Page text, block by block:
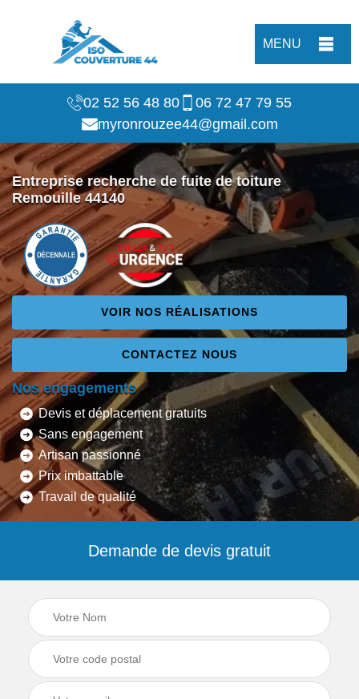
MENU
02 52 56 48 80
06 72 47 79 55
myronrouzee44@gmail.com
Entreprise recherche de fuite de toiture
Remouille 44140
VOIR NOS RÉALISATIONS
CONTACTEZ NOUS
Nos engagements
Devis et déplacement gratuits
Sans engagement
Artisan passionné
Prix imbattable
Travail de qualité
Demande de devis gratuit